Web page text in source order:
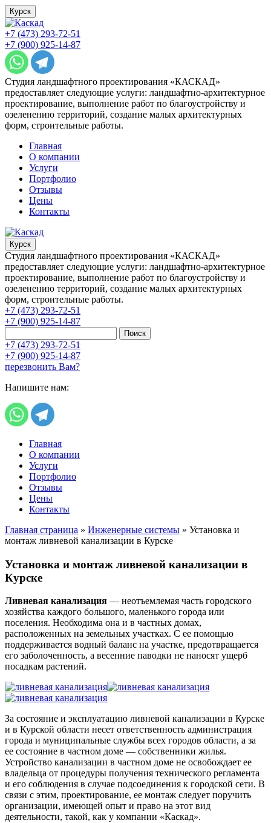
Курск
+7 (473) 293-72-51
+7 (900) 925-14-87
Студия ландшафтного проектирования «КАСКАД»
предоставляет следующие услуги: ландшафтно-архитектурное
проектирование, выполнение работ по благоустройству и
озеленению территорий, создание малых архитектурных
форм, строительные работы.
Главная
О компании
Услуги
Портфолио
Отзывы
Цены
Контакты
Курск
Студия ландшафтного проектирования «КАСКАД»
предоставляет следующие услуги: ландшафтно-архитектурное
проектирование, выполнение работ по благоустройству и
озеленению территорий, создание малых архитектурных
форм, строительные работы.
+7 (473) 293-72-51
+7 (900) 925-14-87
Поиск
+7 (473) 293-72-51
+7 (900) 925-14-87
перезвонить Вам?
Напишите нам:
Главная
О компании
Услуги
Портфолио
Отзывы
Цены
Контакты
Главная страница » Инженерные системы » Установка и
монтаж ливневой канализации в Курске
Установка и монтаж ливневой канализации в
Курске
Ливневая канализация — неотъемлемая часть городского
хозяйства каждого большого, маленького города или
поселения. Необходима она и в частных домах,
расположенных на земельных участках. С ее помощью
поддерживается водный баланс на участке, предотвращается
его заболоченность, а весенние паводки не наносят ущерб
посадкам растений.
За состояние и эксплуатацию ливневой канализации в Курске
и в Курской области несет ответственность администрация
города и муниципальные службы всех городов области, а за
ее состояние в частном доме — собственники жилья.
Устройство канализации в частном доме не освобождает ее
владельца от процедуры получения технического регламента
и его соблюдения в случае подсоединения к городской сети. В
связи с этим, проектирование, ее монтаж следует поручить
организации, имеющей опыт и право на этот вид
деятельности, такой, как у компании «Каскад».